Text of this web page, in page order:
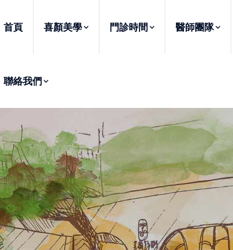
首頁 喜顏美學 門診時間 醫師團隊
聯絡我們